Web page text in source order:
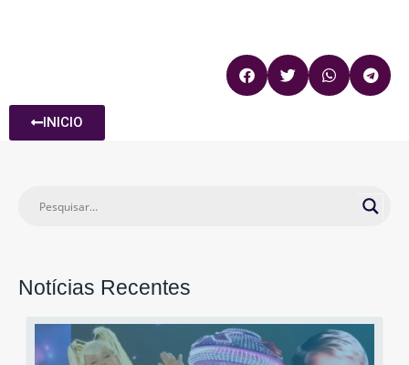
INICIO
Notícias Recentes